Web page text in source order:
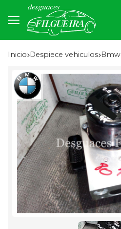
Inicio despiece vehiculos bmw